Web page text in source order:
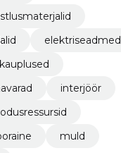
elektriseadmed
interjöör
muld